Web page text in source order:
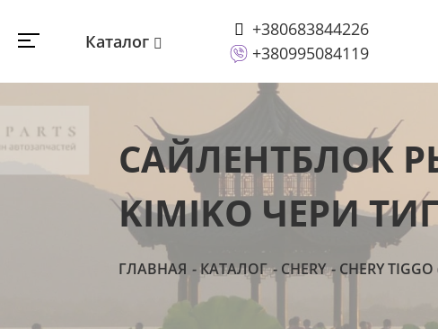
Каталог
+380683844226
+380995084119
САЙЛЕНТБЛОК
KIMIKO ЧЕРИ
ГЛАВНАЯ КАТАЛОГ CHERY CHERY